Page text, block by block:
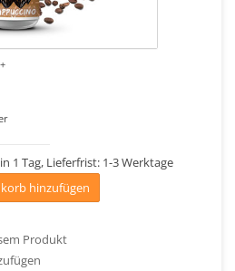
+
1 Tag, Lieferfrist: 1-3 Werktage
hinzufügen
Produkt